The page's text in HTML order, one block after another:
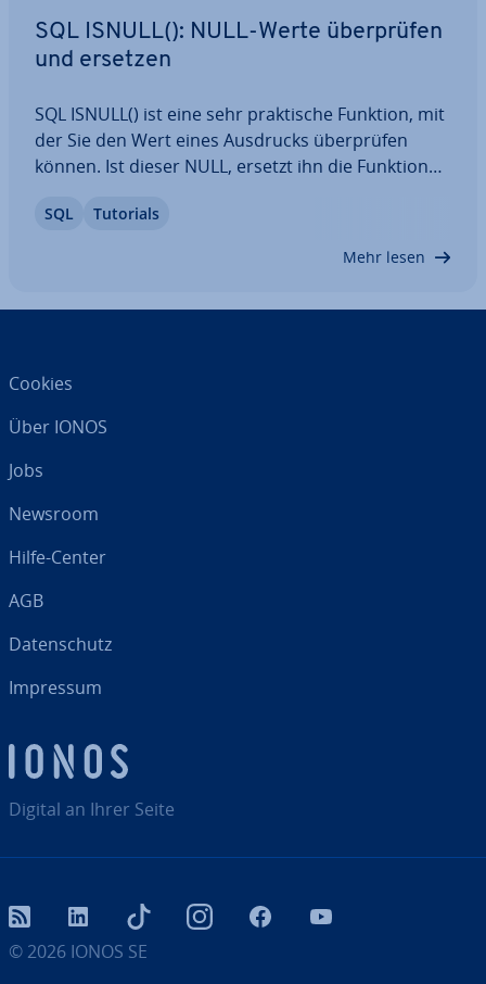
SQL ISNULL(): NULL-Werte über­prü­fen
und ersetzen
SQL ISNULL() ist eine sehr prak­ti­sche Funktion, mit
der Sie den Wert eines Ausdrucks über­prü­fen
können. Ist dieser NULL, ersetzt ihn die Funktion
ren. Wie das funk­tio­niert, erklären wir Ihnen mit
SQL Tutorials
Mehr lesen
Digital an Ihrer Seite
Cookies
Über IONOS
Jobs
Newsroom
Hilfe-Center
AGB
Da­ten­schutz
Impressum
© 2026 IONOS SE
RSS LinkedIn tiktok InstagramFacebook